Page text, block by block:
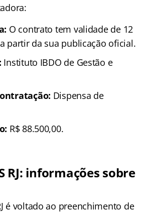
O contrato tem validade de 12
partir da sua publicação oficial.
Instituto IBDO de Gestão e
Dispensa de
R$ 88.500,00.
RJ: informações sobre
é voltado ao preenchimento de